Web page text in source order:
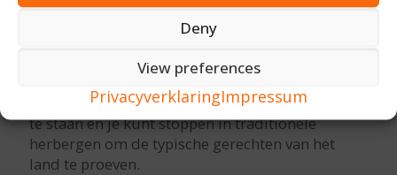
Deny
View preferences
PrivacyverklaringImpressum
Het landschap van de Donaudelta is
adembenemend. Je wordt omringd door dichte
rietbossen die wuiven in de zachte wind. Je komt
kleine vissersdorpjes tegen waar de tijd lijkt stil
te staan en je kunt stoppen in traditionele
herbergen om de typische gerechten van het
land te proeven.